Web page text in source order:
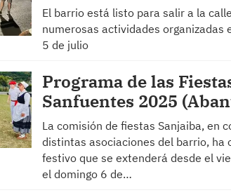
El barrio está listo para salir a la
numerosas actividades organizadas
5 de julio
Programa de las
Sanfuentes 2025
La comisión de fiestas Sanjaiba, en
distintas asociaciones del barrio, ha
festivo que se extenderá desde el
el domingo 6 de…